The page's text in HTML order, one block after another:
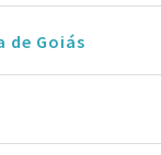
de Goiás